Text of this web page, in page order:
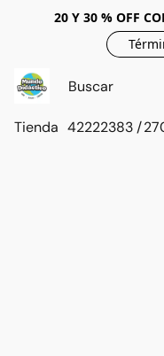
20 Y 30 % OFF
Tienda 42222383 /